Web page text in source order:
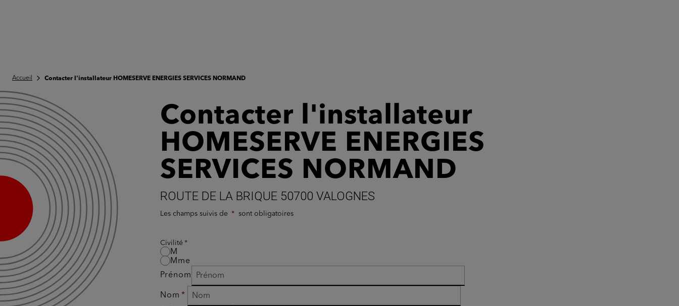
Accueil Contacter l'installateur HOMESERVE ENERGIES SERVICES NORMAND
Contacter l'installateur
HOMESERVE ENERGIES
SERVICES NORMAND
ROUTE DE LA BRIQUE 50700 VALOGNES
Les champs suivis de sont obligatoires
Civilité
M
Mme
Prénom
Nom